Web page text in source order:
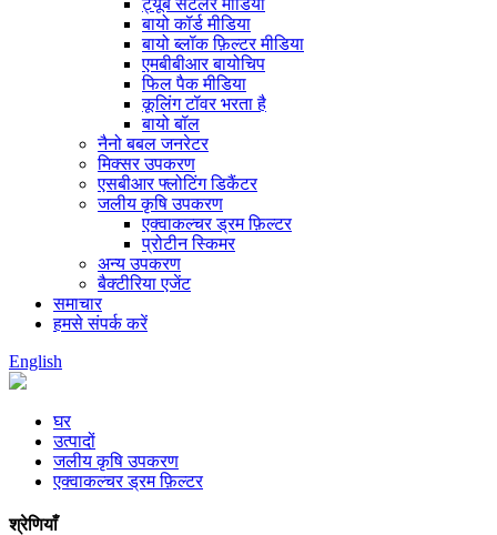
बायो कॉर्ड मीडिया
बायो ब्लॉक फ़िल्टर मीडिया
एमबीबीआर बायोचिप
फिल पैक मीडिया
कूलिंग टॉवर भरता है
बायो बॉल
नैनो बबल जनरेटर
मिक्सर उपकरण
एसबीआर फ्लोटिंग डिकैंटर
जलीय कृषि उपकरण
एक्वाकल्चर ड्रम फ़िल्टर
प्रोटीन स्किमर
अन्य उपकरण
बैक्टीरिया एजेंट
समाचार
हमसे संपर्क करें
English
घर
उत्पादों
जलीय कृषि उपकरण
एक्वाकल्चर ड्रम फ़िल्टर
श्रेणियाँ